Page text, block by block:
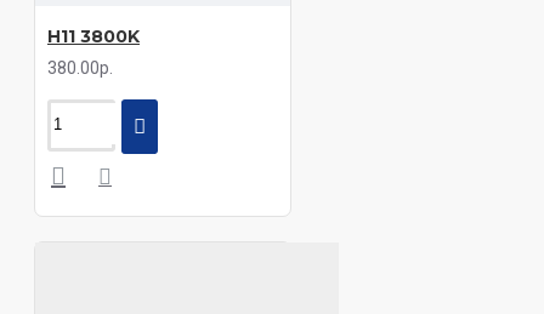
H11 3800K
380.00р.